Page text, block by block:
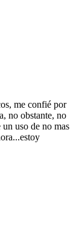
me confié por
no obstante, no
uso de no mas